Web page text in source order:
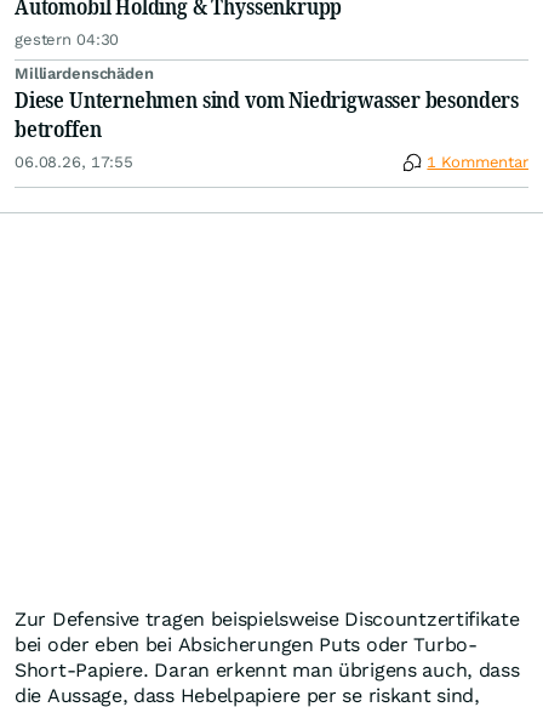
gestern 04:30
Milliardenschäden
Diese Unternehmen sind vom Niedrigwasser besonders
betroffen
06.08.26, 17:55 1 Kommentar
Zur Defensive tragen beispielsweise Discountzertifikate
bei oder eben bei Absicherungen Puts oder Turbo-
Short-Papiere. Daran erkennt man übrigens auch, dass
die Aussage, dass Hebelpapiere per se riskant sind,